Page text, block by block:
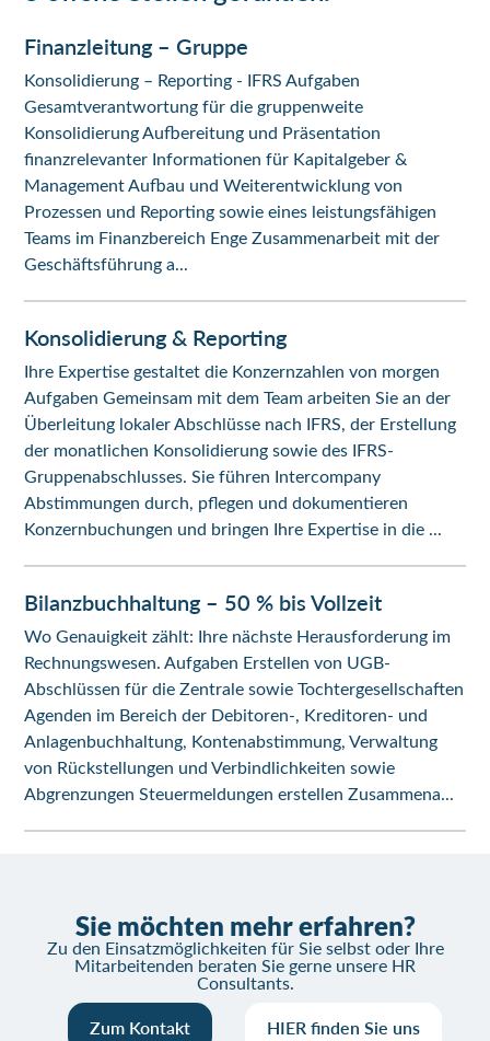
Finanzleitung – Gruppe
Konsolidierung – Reporting - IFRS Aufgaben
Gesamtverantwortung für die gruppenweite
Konsolidierung Aufbereitung und Präsentation
finanzrelevanter Informationen für Kapitalgeber &
Management Aufbau und Weiterentwicklung von
Prozessen und Reporting sowie eines leistungsfähigen
Teams im Finanzbereich Enge Zusammenarbeit mit der
Geschäftsführung a...
Konsolidierung & Reporting
Ihre Expertise gestaltet die Konzernzahlen von morgen
Aufgaben Gemeinsam mit dem Team arbeiten Sie an der
Überleitung lokaler Abschlüsse nach IFRS, der Erstellung
der monatlichen Konsolidierung sowie des IFRS-
Gruppenabschlusses. Sie führen Intercompany
Abstimmungen durch, pflegen und dokumentieren
Konzernbuchungen und bringen Ihre Expertise in die ...
Bilanzbuchhaltung – 50 % bis Vollzeit
Wo Genauigkeit zählt: Ihre nächste Herausforderung im
Rechnungswesen. Aufgaben Erstellen von UGB-
Abschlüssen für die Zentrale sowie Tochtergesellschaften
Agenden im Bereich der Debitoren-, Kreditoren- und
Anlagenbuchhaltung, Kontenabstimmung, Verwaltung
von Rückstellungen und Verbindlichkeiten sowie
Abgrenzungen Steuermeldungen erstellen Zusammena...
Sie möchten mehr erfahren?
Zu den Einsatzmöglichkeiten für Sie selbst oder Ihre
Mitarbeitenden beraten Sie gerne unsere HR
Consultants.
Zum Kontakt HIER finden Sie uns